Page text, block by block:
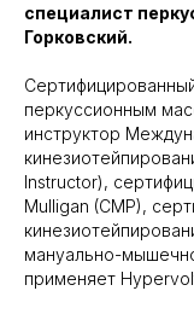
специалист
Горковский.
перкуссионным
инструктор
Instructor),
Mulligan (CMP),
мануально-
применяет